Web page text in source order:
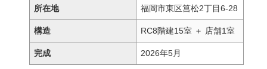
所在地 福岡市東区筥松2丁目6-28
構造 RC8階建15室 ＋ 店舗1室
完成 2026年5月